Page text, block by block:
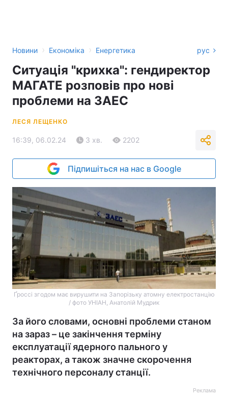
Новини › Економіка › Енергетика рус
Ситуація "крихка": гендиректор
МАГАТЕ розповів про нові
проблеми на ЗАЕС
ЛЕСЯ ЛЕЩЕНКО
16:39, 06.02.24 3 хв. 2202
Підпишіться на нас в Google
Ґроссі згодом має вирушити на Запорізьку атомну електростанцію
/ фото УНІАН, Анатолій Мудрик
За його словами, основні проблеми станом
на зараз – це закінчення терміну
експлуатації ядерного пального у
реакторах, а також значне скорочення
технічного персоналу станції.
Реклама